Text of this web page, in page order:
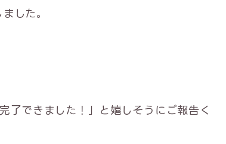
した。
了できました！」と嬉しそうにご報告く